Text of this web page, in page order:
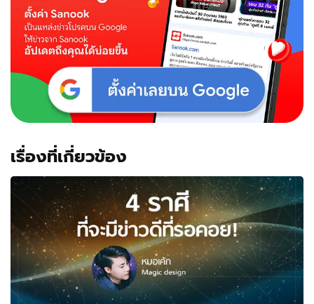
เรื่องที่เกี่ยวข้อง